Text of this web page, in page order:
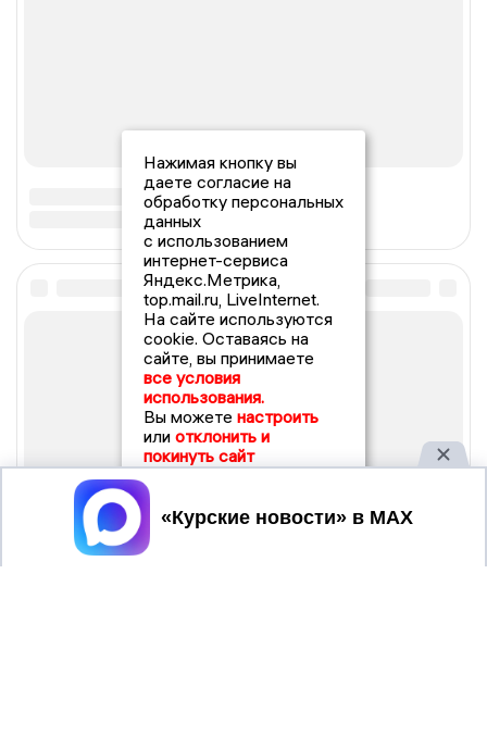
Нажимая кнопку вы
даете согласие на
обработку персональных
данных
с использованием
интернет-сервиса
Яндекс.Метрика,
top.mail.ru, LiveInternet.
На сайте используются
cookie. Оставаясь на
сайте, вы принимаете
все условия
использования.
Вы можете настроить
или отклонить и
покинуть сайт
Принять